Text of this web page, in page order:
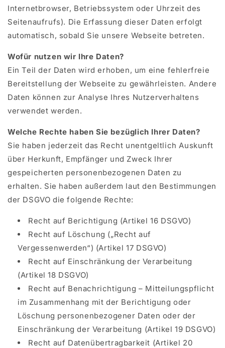
Internetbrowser, Betriebssystem oder Uhrzeit des
Seitenaufrufs). Die Erfassung dieser Daten erfolgt
automatisch, sobald Sie unsere Webseite betreten.
Wofür nutzen wir Ihre Daten?
Ein Teil der Daten wird erhoben, um eine fehlerfreie
Bereitstellung der Webseite zu gewährleisten. Andere
Daten können zur Analyse Ihres Nutzerverhaltens
verwendet werden.
Welche Rechte haben Sie bezüglich Ihrer Daten?
Sie haben jederzeit das Recht unentgeltlich Auskunft
über Herkunft, Empfänger und Zweck Ihrer
gespeicherten personenbezogenen Daten zu
erhalten. Sie haben außerdem laut den Bestimmungen
der DSGVO die folgende Rechte:
Recht auf Berichtigung (Artikel 16 DSGVO)
Recht auf Löschung („Recht auf
Vergessenwerden“) (Artikel 17 DSGVO)
Recht auf Einschränkung der Verarbeitung
(Artikel 18 DSGVO)
Recht auf Benachrichtigung – Mitteilungspflicht
im Zusammenhang mit der Berichtigung oder
Löschung personenbezogener Daten oder der
Einschränkung der Verarbeitung (Artikel 19 DSGVO)
Recht auf Datenübertragbarkeit (Artikel 20